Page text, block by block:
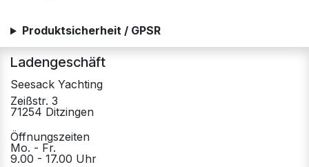
Produktsicherheit / GPSR
Ladengeschäft
Seesack Yachting
Zeißstr. 3
71254 Ditzingen
Öffnungszeiten
Mo. - Fr.
9.00 - 17.00 Uhr